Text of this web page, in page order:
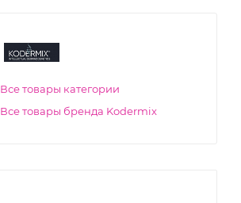
Все товары категории
Все товары бренда Kodermix